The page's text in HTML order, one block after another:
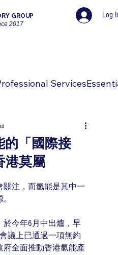
GROUP
2017
Services
Log
的「國際接
莫屬
注，而氫能是其中一
於今年6月中出爐，早
議上已通過一項無約
府全面推動香港氫能產